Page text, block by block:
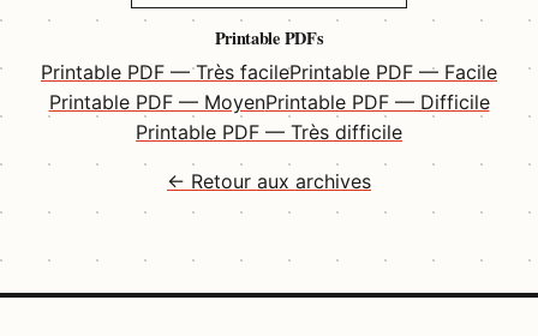
Printable PDFs
Printable PDF — Très facilePrintable PDF — Facile
Printable PDF — MoyenPrintable PDF — Difficile
Printable PDF — Très difficile
← Retour aux archives